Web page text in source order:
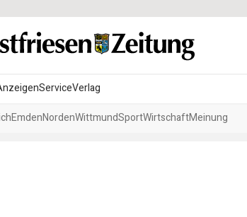
ServiceVerlag
EmdenNordenWittmundSportWirtschaftMeinung